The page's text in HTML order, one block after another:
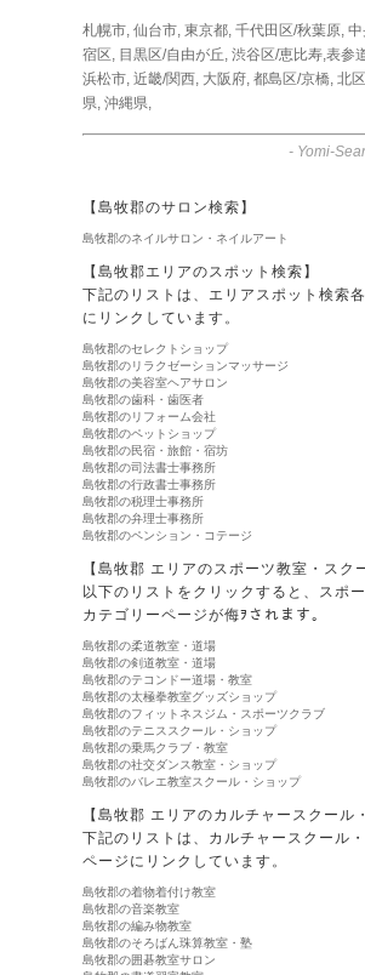
札幌市, 仙台市, 東京都, 千代田区/秋葉原,
宿区, 目黒区/自由が丘, 渋谷区/恵比寿,表参
浜松市, 近畿/関西, 大阪府, 都島区/京橋, 北
県, 沖縄県,
- Yomi-
【島牧郡のサロン検索】
島牧郡のネイルサロン・ネイルアート
【島牧郡エリアのスポット検索】
下記のリストは、エリアスポット検索
にリンクしています。
島牧郡のセレクトショップ
島牧郡のリラクゼーションマッサージ
島牧郡の美容室ヘアサロン
島牧郡の歯科・歯医者
島牧郡のリフォーム会社
島牧郡のペットショップ
島牧郡の民宿・旅館・宿坊
島牧郡の司法書士事務所
島牧郡の行政書士事務所
島牧郡の税理士事務所
島牧郡の弁理士事務所
島牧郡のペンション・コテージ
【島牧郡 エリアのスポーツ教室・スク
以下のリストをクリックすると、スポ
カテゴリーページが侮ｦされます。
島牧郡の柔道教室・道場
島牧郡の剣道教室・道場
島牧郡のテコンドー道場・教室
島牧郡の太極拳教室グッズショップ
島牧郡のフィットネスジム・スポーツクラブ
島牧郡のテニススクール・ショップ
島牧郡の乗馬クラブ・教室
島牧郡の社交ダンス教室・ショップ
島牧郡のバレエ教室スクール・ショップ
【島牧郡 エリアのカルチャースクール
下記のリストは、カルチャースクール
ページにリンクしています。
島牧郡の着物着付け教室
島牧郡の音楽教室
島牧郡の編み物教室
島牧郡のそろばん珠算教室・塾
島牧郡の囲碁教室サロン